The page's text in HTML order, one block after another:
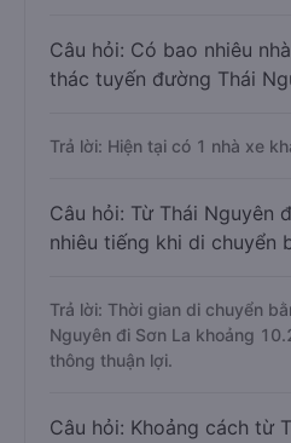
Câu hỏi: Có bao nhiêu
thác tuyến đường Thái
Trả lời: Hiện tại có 1 nhà xe
Câu hỏi: Từ Thái Nguyên
nhiêu tiếng khi di chuyển
Trả lời: Thời gian di chuyển
Nguyên đi Sơn La khoảng
thông thuận lợi.
Câu hỏi: Khoảng cách từ